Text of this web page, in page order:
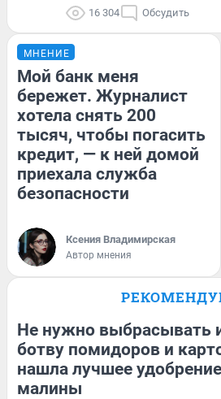
16 304 Обсудить
МНЕНИЕ
Мой банк меня
бережет. Журналист
хотела снять 200
тысяч, чтобы погасить
кредит, — к ней домой
приехала служба
безопасности
Ксения Владимирская
Автор мнения
Не нужно выбрасывать
ботву помидоров и
нашла лучшее
малины